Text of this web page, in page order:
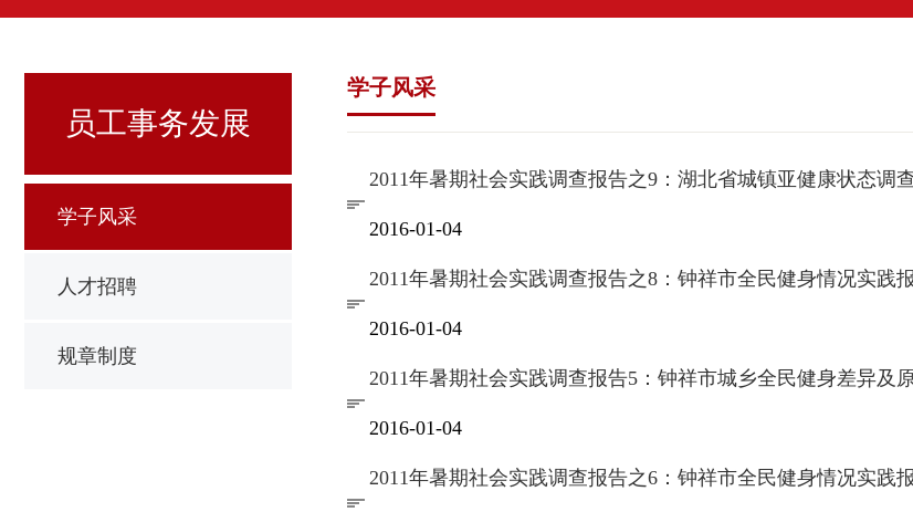
员工事务发展
学子风采
人才招聘
规章制度
学子风采
2011年暑期社会实践调查报告之9：湖北省城镇亚健康状态调
2016-01-04
2011年暑期社会实践调查报告之8：钟祥市全民健身情况实践
2016-01-04
2011年暑期社会实践调查报告5：钟祥市城乡全民健身差异及
2016-01-04
2011年暑期社会实践调查报告之6：钟祥市全民健身情况实践